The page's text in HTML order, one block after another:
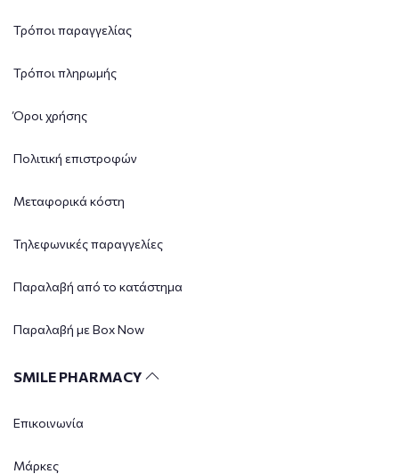
Τρόποι παραγγελίας
Τρόποι πληρωμής
Όροι χρήσης
Πολιτική επιστροφών
Μεταφορικά κόστη
Τηλεφωνικές παραγγελίες
Παραλαβή από το κατάστημα
Παραλαβή με Box Now
SMILE PHARMACY
Επικοινωνία
Μάρκες